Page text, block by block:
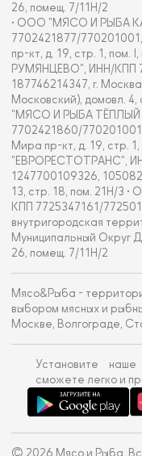
26, помещ. 7/11Н/2
• ООО "МЯСО И РЫБА
7702421877/
пр-кт, д. 19, стр. 1,
РУМЯНЦЕВО", ИНН/КПП
187746214347, г.
Московский), домовл.
"МЯСО И РЫБА ТЁПЛЫЙ
7702421860/
Мира пр-кт, д. 19, стр.
"ЕВРОРЕСТОТРАНС",
1247700109326,
13, стр. 18, пом. 21Н/3
КПП 7725347161/
внутригородская
Муниципальный Округ
26, помещ. 7/11Н/2
Мясо&Рыба -
выбором мясных и
Москве, Волгограде,
Установите
сможете легко и
© 2026 Мясо и Рыба.